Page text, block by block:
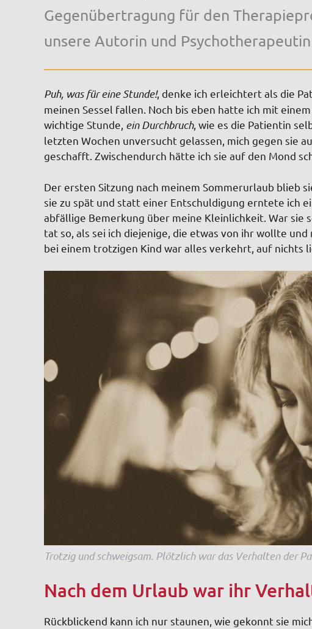
Gegenübertragung für den
unsere Autorin und Psychotherapeutin
Puh, was für eine Stunde!, denke ich erleichtert als die
meinen Sessel fallen. Noch bis eben hatte ich mit
wichtige Stunde, ein Durchbruch, wie es die Patientin
letzten Wochen unversucht gelassen, mich gegen sie
geschafft. Zwischendurch hätte ich sie auf den Mond
Der ersten Sitzung nach meinem Sommerurlaub blieb
sie zu spät und statt einer Entschuldigung erntete ich
abfällige Bemerkung über meine Kleinlichkeit. War sie
tat so, als sei ich diejenige, die etwas von ihr wollte
bei einem trotzigen Kind war alles verkehrt, auf nichts
Trotzig und schweigsam. Plötzlich war das Verhalten der
Nach dem Urlaub war ihr
Rückblickend kann ich nur staunen, wie gekonnt sie